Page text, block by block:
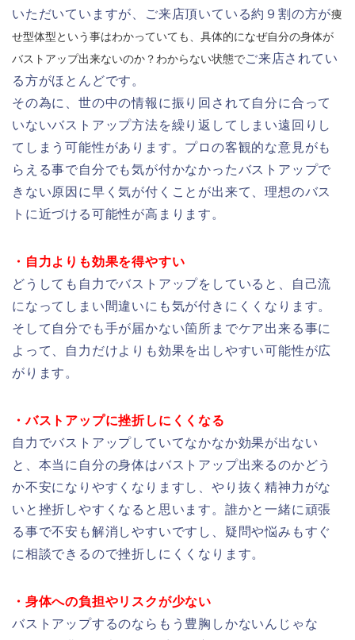
いただいていますが、ご来店頂いている約９割の方が痩
せ型体型という事はわかっていても、具体的になぜ自分の身体が
バストアップ出来ないのか？わからない状態でご来店されてい
る方がほとんどです。
その為に、世の中の情報に振り回されて自分に合って
いないバストアップ方法を繰り返してしまい遠回りし
てしまう可能性があります。プロの客観的な意見がも
らえる事で自分でも気が付かなかったバストアップで
きない原因に早く気が付くことが出来て、理想のバス
トに近づける可能性が高まります。
・自力よりも効果を得やすい
どうしても自力でバストアップをしていると、自己流
になってしまい間違いにも気が付きにくくなります。
そして自分でも手が届かない箇所までケア出来る事に
よって、自力だけよりも効果を出しやすい可能性が広
がります。
・バストアップに挫折しにくくなる
自力でバストアップしていてなかなか効果が出ない
と、本当に自分の身体はバストアップ出来るのかどう
か不安になりやすくなりますし、やり抜く精神力がな
いと挫折しやすくなると思います。誰かと一緒に頑張
る事で不安も解消しやすいですし、疑問や悩みもすぐ
に相談できるので挫折しにくくなります。
・身体への負担やリスクが少ない
バストアップするのならもう豊胸しかないんじゃな